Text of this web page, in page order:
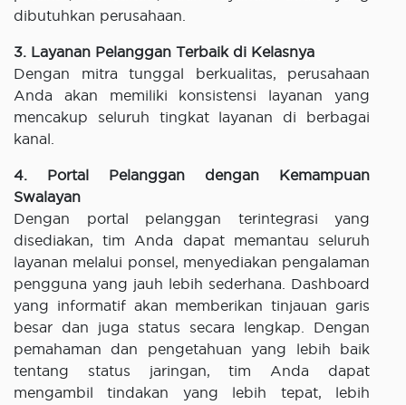
dibutuhkan perusahaan.
3. Layanan Pelanggan Terbaik di Kelasnya
Dengan mitra tunggal berkualitas, perusahaan
Anda akan memiliki konsistensi layanan yang
mencakup seluruh tingkat layanan di berbagai
kanal.
4. Portal Pelanggan dengan Kemampuan
Swalayan
Dengan portal pelanggan terintegrasi yang
disediakan, tim Anda dapat memantau seluruh
layanan melalui ponsel, menyediakan pengalaman
pengguna yang jauh lebih sederhana. Dashboard
yang informatif akan memberikan tinjauan garis
besar dan juga status secara lengkap. Dengan
pemahaman dan pengetahuan yang lebih baik
tentang status jaringan, tim Anda dapat
mengambil tindakan yang lebih tepat, lebih